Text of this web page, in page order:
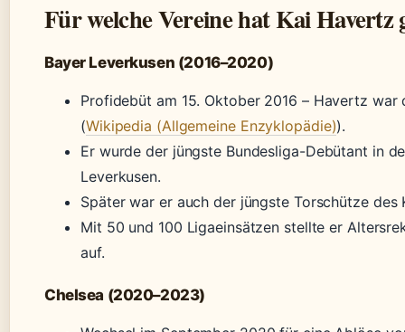
Für welche Vereine hat Kai Havertz
Bayer Leverkusen (2016–2020)
Profidebüt am 15. Oktober 2016 – Havertz war
(Wikipedia (Allgemeine Enzyklopädie)).
Er wurde der jüngste Bundesliga-Debütant in
Leverkusen.
Später war er auch der jüngste Torschütze des
Mit 50 und 100 Ligaeinsätzen stellte er
auf.
Chelsea (2020–2023)